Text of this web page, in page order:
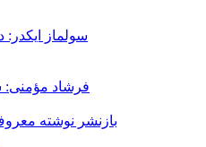
سولماز
فرشاد مؤمنی:
بازنشر نوشته